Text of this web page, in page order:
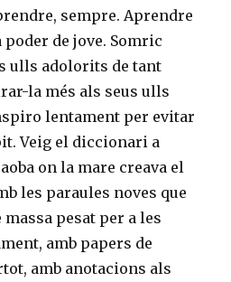
sempre. Aprendre
poder de jove. Somric
ulls adolorits de tant
la més als seus ulls
lentament per evitar
Veig el diccionari a
on la mare creava el
les paraules noves que
pesat per a les
amb papers de
amb anotacions als